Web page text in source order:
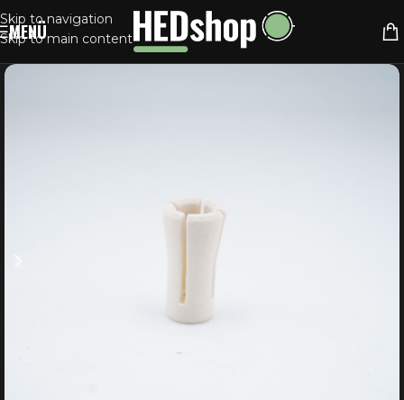
Skip to navigation
Skip to main content
MENÜ